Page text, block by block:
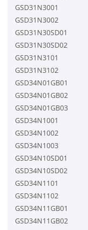
GSD31N3001
GSD31N3002
GSD31N30SD01
GSD31N30SD02
GSD31N3101
GSD31N3102
GSD34N01GB01
GSD34N01GB02
GSD34N01GB03
GSD34N1001
GSD34N1002
GSD34N1003
GSD34N10SD01
GSD34N10SD02
GSD34N1101
GSD34N1102
GSD34N11GB01
GSD34N11GB02